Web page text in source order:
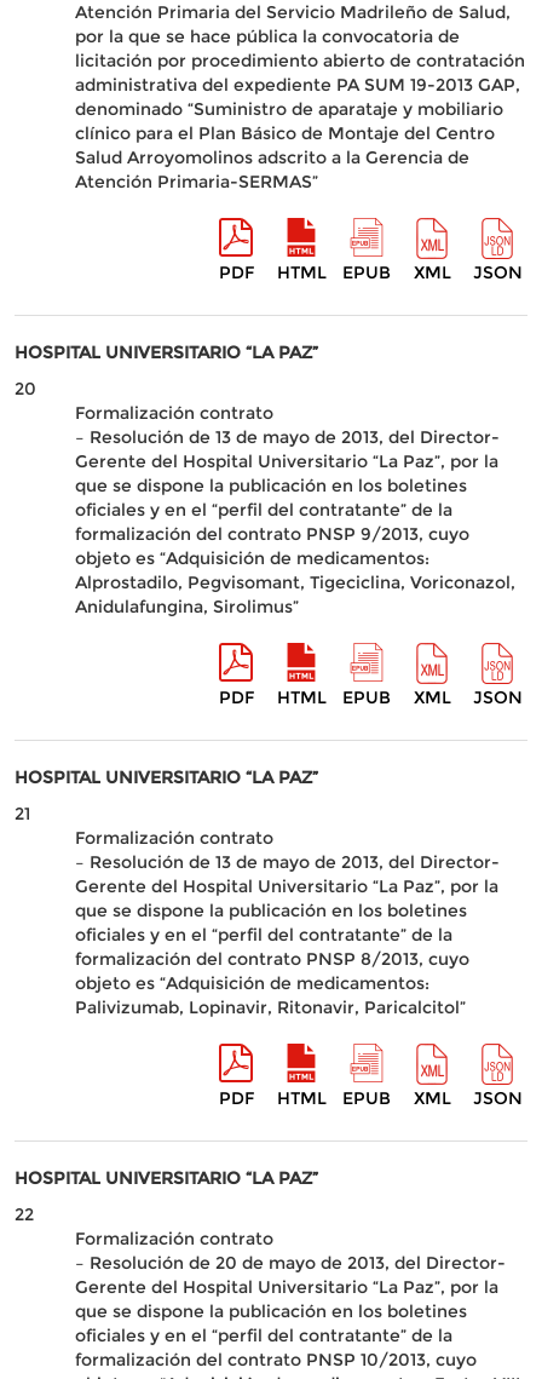
Atención Primaria del Servicio Madrileño de Salud,
por la que se hace pública la convocatoria de
licitación por procedimiento abierto de contratación
administrativa del expediente PA SUM 19-2013 GAP,
denominado “Suministro de aparataje y mobiliario
clínico para el Plan Básico de Montaje del Centro
Salud Arroyomolinos adscrito a la Gerencia de
Atención Primaria-SERMAS”
PDF HTML EPUB XML JSON
HOSPITAL UNIVERSITARIO “LA PAZ”
20
Formalización contrato
– Resolución de 13 de mayo de 2013, del Director-
Gerente del Hospital Universitario “La Paz”, por la
que se dispone la publicación en los boletines
oficiales y en el “perfil del contratante” de la
formalización del contrato PNSP 9/2013, cuyo
objeto es “Adquisición de medicamentos:
Alprostadilo, Pegvisomant, Tigeciclina, Voriconazol,
Anidulafungina, Sirolimus”
PDF HTML EPUB XML JSON
HOSPITAL UNIVERSITARIO “LA PAZ”
21
Formalización contrato
– Resolución de 13 de mayo de 2013, del Director-
Gerente del Hospital Universitario “La Paz”, por la
que se dispone la publicación en los boletines
oficiales y en el “perfil del contratante” de la
formalización del contrato PNSP 8/2013, cuyo
objeto es “Adquisición de medicamentos:
Palivizumab, Lopinavir, Ritonavir, Paricalcitol”
PDF HTML EPUB XML JSON
HOSPITAL UNIVERSITARIO “LA PAZ”
22
Formalización contrato
– Resolución de 20 de mayo de 2013, del Director-
Gerente del Hospital Universitario “La Paz”, por la
que se dispone la publicación en los boletines
oficiales y en el “perfil del contratante” de la
formalización del contrato PNSP 10/2013, cuyo